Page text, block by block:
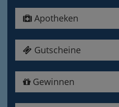
Apotheken
Gutscheine
Gewinnen